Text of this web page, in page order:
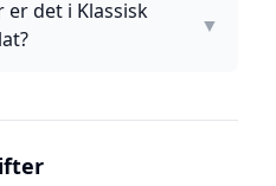
det i Klassisk
▼